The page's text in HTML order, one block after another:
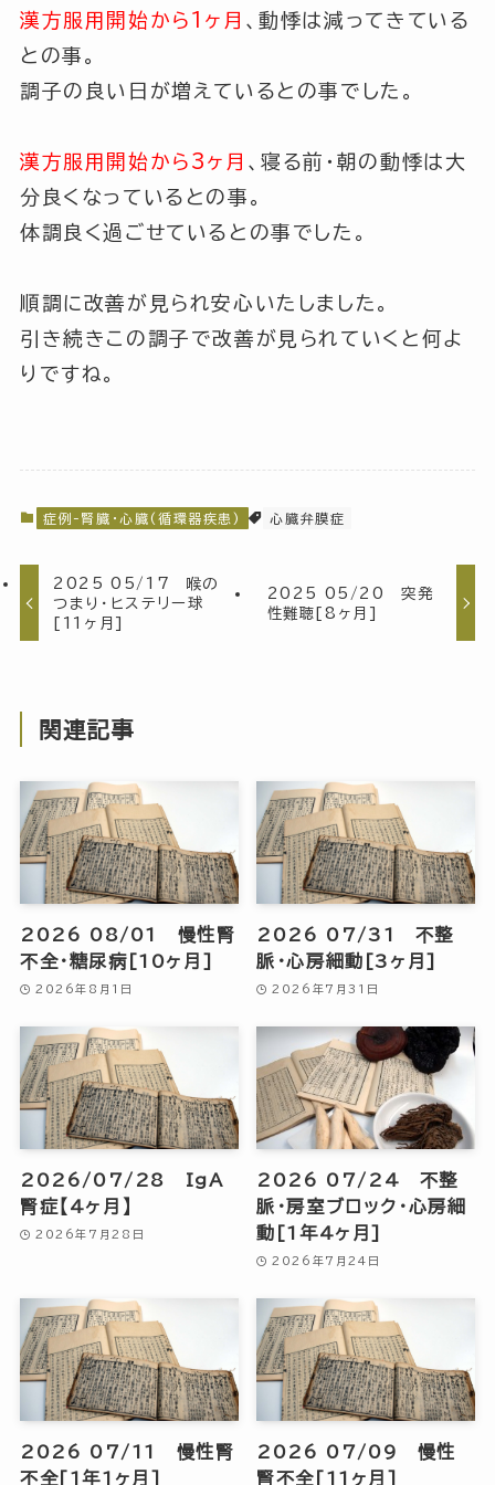
漢方服用開始から1ヶ月 、動悸は減ってきている
との事。
調子の良い日が増えているとの事でした。
漢方服用開始から3ヶ月 、寝る前・朝の動悸は大
分良くなっているとの事。
体調良く過ごせているとの事でした。
順調に改善が見られ安心いたしました。
引き続きこの調子で改善が見られていくと何よ
りですね。
症例-腎臓・心臓(循環器疾患) 心臓弁膜症
2025 05/17 喉の
つまり・ヒステリー球
[11ヶ月]
2025 05/20 突発
性難聴[8ヶ月]
関連記事
2026 08/01 慢性腎
不全・糖尿病[10ヶ月]
2026年8月1日
2026 07/31 不整
脈・心房細動[3ヶ月]
2026年7月31日
2026/07/28 IgA
腎症【4ヶ月】
2026年7月28日
2026 07/24 不整
脈・房室ブロック・心房細
動[1年4ヶ月]
2026年7月24日
2026 07/11 慢性腎
不全[1年1ヶ月]
2026 07/09 慢性
腎不全[11ヶ月]